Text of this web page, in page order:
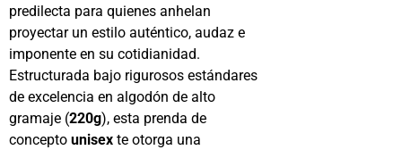
predilecta para quienes anhelan
proyectar un estilo auténtico, audaz e
imponente en su cotidianidad.
Estructurada bajo rigurosos estándares
de excelencia en algodón de alto
gramaje (220g), esta prenda de
concepto unisex te otorga una